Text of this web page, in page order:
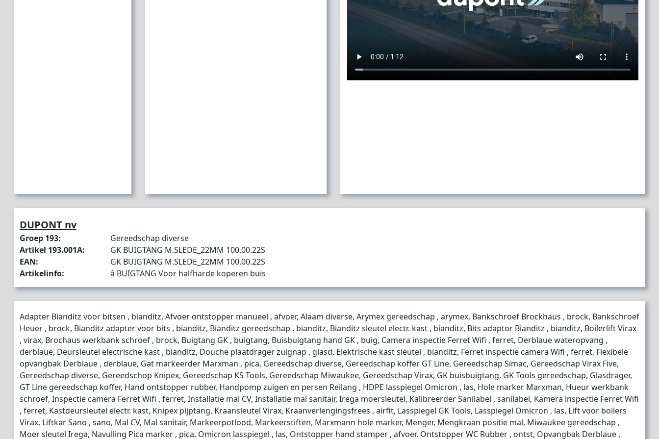
DUPONT nv
Groep 193:
Gereedschap diverse
Artikel 193.001A:
GK BUIGTANG M.SLEDE_22MM 100.00.22S
EAN:
GK BUIGTANG M.SLEDE_22MM 100.00.22S
Artikelinfo:
â BUIGTANG Voor halfharde koperen buis
Adapter Bianditz voor bitsen , bianditz, Afvoer ontstopper manueel , afvoer, Alaam diverse, Arymex gereedschap , arymex, Bankschroef Brockhaus , brock, Bankschroef
Heuer , brock, Bianditz adapter voor bits , bianditz, Bianditz gereedschap , bianditz, Bianditz sleutel electr. kast , bianditz, Bits adaptor Bianditz , bianditz, Boilerlift Virax
, virax, Brochaus werkbank schroef , brock, Buigtang GK , buigtang, Buisbuigtang hand GK , buig, Camera inspectie Ferret Wifi , ferret, Derblaue wateropvang ,
derblaue, Deursleutel electrische kast , bianditz, Douche plaatdrager zuignap , glasd, Elektrische kast sleutel , bianditz, Ferret inspectie camera Wifi , ferret, Flexibele
opvangbak Derblaue , derblaue, Gat markeerder Marxman , pica, Gereedschap diverse, Gereedschap koffer GT Line, Gereedschap Simac, Gereedschap Virax Five,
Gereedschap diverse, Gereedschop Knipex, Gereedschap KS Tools, Gereedschap Miwaukee, Gereedschap Virax, GK buisbuigtang, GK Tools gereedschap, Glasdrager,
GT Line gereedschap koffer, Hand ontstopper rubber, Handpomp zuigen en persen Reilang , HDPE lasspiegel Omicron , las, Hole marker Marxman, Hueur werkbank
schroef, Inspectie camera Ferret Wifi , ferret, Installatie mal CV, Installatie mal sanitair, Irega moersleutel, Kalibreerder Sanilabel , sanilabel, Kamera inspectie Ferret Wifi
, ferret, Kastdeursleutel electr. kast, Knipex pijptang, Kraansleutel Virax, Kraanverlengingsfrees , airfit, Lasspiegel GK Tools, Lasspiegel Omicron , las, Lift voor boilers
Virax, Liftkar Sano , sano, Mal CV, Mal sanitair, Markeerpotlood, Markeerstiften, Marxmann hole marker, Menger, Mengkraan positie mal, Miwaukee gereedschap ,
Moer sleutel Irega, Navulling Pica marker , pica, Omicron lasspiegel , las, Ontstopper hand stamper , afvoer, Ontstopper WC Rubber , ontst, Opvangbak Derblaue ,